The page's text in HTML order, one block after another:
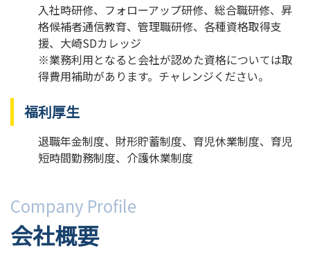
入社時研修、フォローアップ研修、総合職研修、昇
格候補者通信教育、管理職研修、各種資格取得支
援、大崎SDカレッジ
※業務利用となると会社が認めた資格については取
得費用補助があります。チャレンジください。
福利厚生
退職年金制度、財形貯蓄制度、育児休業制度、育児
短時間勤務制度、介護休業制度
Company Profile
会社概要